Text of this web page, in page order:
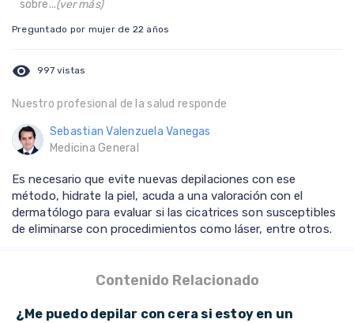
sobre...(ver más)
Preguntado por mujer de 22 años
visibility 997 vistas
Nuestro profesional de la salud responde
Sebastian Valenzuela Vanegas
Medicina General
Es necesario que evite nuevas depilaciones con ese
método, hidrate la piel, acuda a una valoración con el
dermatólogo para evaluar si las cicatrices son susceptibles
de eliminarse con procedimientos como láser, entre otros.
Contenido Relacionado
¿Me puedo depilar con cera si estoy en un